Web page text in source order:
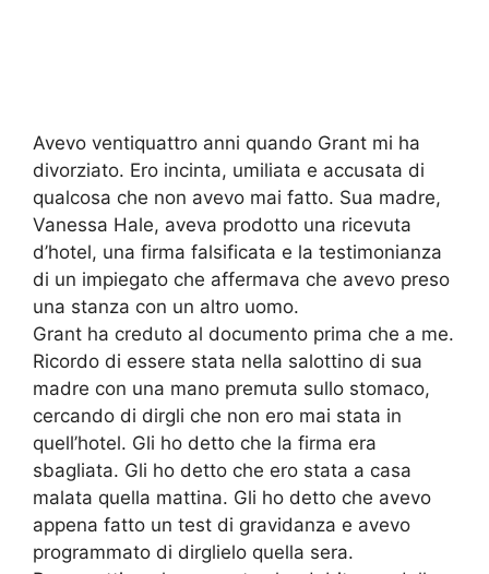
Avevo ventiquattro anni quando Grant mi ha
divorziato. Ero incinta, umiliata e accusata di
qualcosa che non avevo mai fatto. Sua madre,
Vanessa Hale, aveva prodotto una ricevuta
d’hotel, una firma falsificata e la testimonianza
di un impiegato che affermava che avevo preso
una stanza con un altro uomo.
Grant ha creduto al documento prima che a me.
Ricordo di essere stata nella salottino di sua
madre con una mano premuta sullo stomaco,
cercando di dirgli che non ero mai stata in
quell’hotel. Gli ho detto che la firma era
sbagliata. Gli ho detto che ero stata a casa
malata quella mattina. Gli ho detto che avevo
appena fatto un test di gravidanza e avevo
programmato di dirglielo quella sera.